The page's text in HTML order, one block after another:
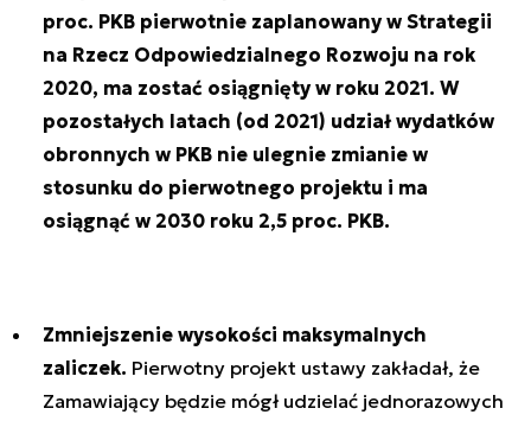
proc. PKB pierwotnie zaplanowany w Strategii
na Rzecz Odpowiedzialnego Rozwoju na rok
2020, ma zostać osiągnięty w roku 2021. W
pozostałych latach (od 2021) udział wydatków
obronnych w PKB nie ulegnie zmianie w
stosunku do pierwotnego projektu i ma
osiągnąć w 2030 roku 2,5 proc. PKB.
Zmniejszenie wysokości maksymalnych
zaliczek. Pierwotny projekt ustawy zakładał, że
Zamawiający będzie mógł udzielać jednorazowych